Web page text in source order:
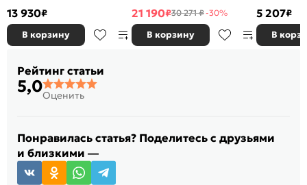
13 930₽
В корзину
21 190₽30 271 ₽-30%
В корзину
5 207₽
В
Рейтинг статьи
5,0Оценить
Понравилась статья? Поделитесь с друзьями
и близкими —